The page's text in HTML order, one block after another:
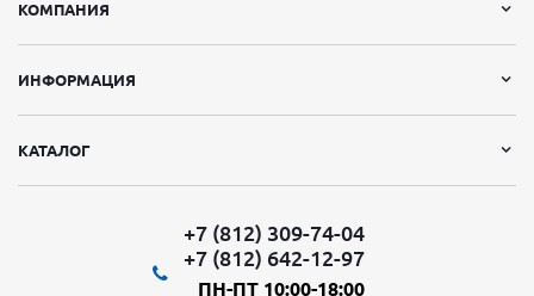
КОМПАНИЯ
ИНФОРМАЦИЯ
КАТАЛОГ
+7 (812) 309-74-04
+7 (812) 642-12-97
ПН-ПТ 10:00-18:00